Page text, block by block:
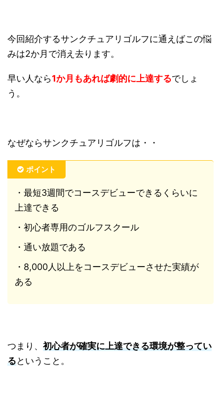
今回紹介するサンクチュアリゴルフに通えばこの悩
みは2か月で消え去ります。
早い人なら1か月もあれば劇的に上達するでしょ
う。
なぜならサンクチュアリゴルフは・・
ポイント
・最短3週間でコースデビューできるくらいに
上達できる
・初心者専用のゴルフスクール
・通い放題である
・8,000人以上をコースデビューさせた実績が
ある
つまり、 初心者が確実に上達できる環境が整ってい
るということ。